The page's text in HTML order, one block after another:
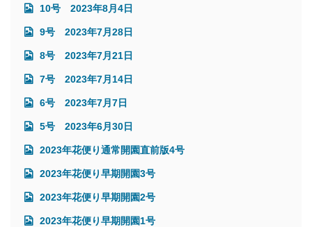
10号 2023年8月4日
9号 2023年7月28日
8号 2023年7月21日
7号 2023年7月14日
6号 2023年7月7日
5号 2023年6月30日
2023年花便り通常開園直前版4号
2023年花便り早期開園3号
2023年花便り早期開園2号
2023年花便り早期開園1号